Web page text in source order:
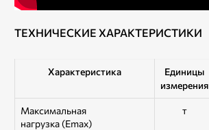
ТЕХНИЧЕСКИЕ ХАРАКТЕРИСТИКИ
Характеристика
Единицы
измерения
Максимальная
нагрузка (Emax)
т